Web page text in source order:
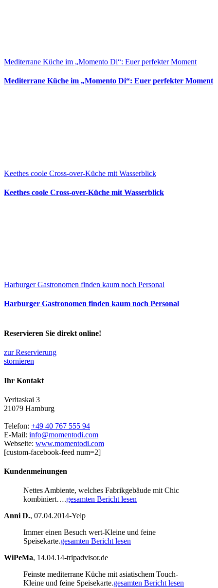
Mediterrane Küche im „Momento Di“: Euer perfekter Moment
Mediterrane Küche im „Momento Di“: Euer perfekter Moment
Keethes coole Cross-over-Küche mit Wasserblick
Keethes coole Cross-over-Küche mit Wasserblick
Harburger Gastronomen finden kaum noch Personal
Harburger Gastronomen finden kaum noch Personal
Reservieren Sie direkt online!
zur Reservierung
stornieren
Ihr Kontakt
Veritaskai 3
21079 Hamburg
Telefon: +49 40 767 555 94
E-Mail: info@momentodi.com
Webseite: www.momentodi.com
[custom-facebook-feed num=2]
Kundenmeinungen
Nettes Ambiente, welches Fabrikgebäude mit Chic
kombiniert….gesamten Bericht lesen
Anni D., 07.04.2014-Yelp
Immer einen Besuch wert-Kleine und feine
Speisekarte.gesamten Bericht lesen
WiPeMa, 14.04.14-tripadvisor.de
Feinste mediterrane Küche mit asiatischem Touch-
Kleine und feine Speisekarte.gesamten Bericht lesen